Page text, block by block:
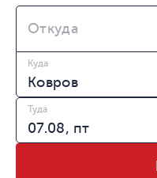
Откуда
Куда
Туда